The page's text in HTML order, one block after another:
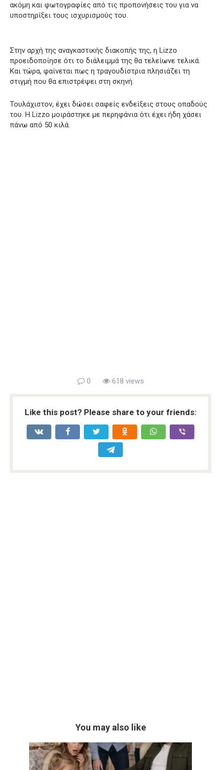
ακόμη και φωτογραφίες από τις προπονήσεις του για να
υποστηρίξει τους ισχυρισμούς του.
Στην αρχή της αναγκαστικής διακοπής της, η Lizzo
προειδοποίησε ότι το διάλειμμά της θα τελείωνε τελικά.
Και τώρα, φαίνεται πως η τραγουδίστρια πλησιάζει τη
στιγμή που θα επιστρέψει στη σκηνή.
Τουλάχιστον, έχει δώσει σαφείς ενδείξεις στους οπαδούς
του. Η Lizzo μοιράστηκε με περηφάνια ότι έχει ήδη χάσει
πάνω από 50 κιλά.
0 618 views
Like this post? Please share to your friends:
You may also like